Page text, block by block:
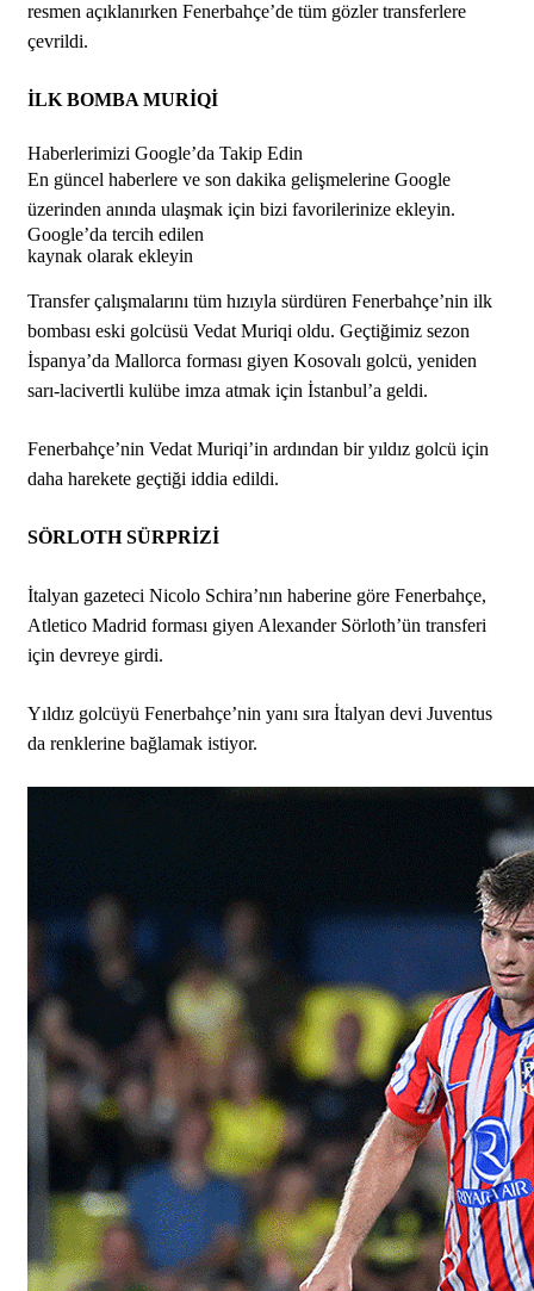
resmen açıklanırken Fenerbahçe’de tüm gözler transferlere
çevrildi.
İLK BOMBA MURİQİ
Haberlerimizi Google’da Takip Edin
En güncel haberlere ve son dakika gelişmelerine Google
üzerinden anında ulaşmak için bizi favorilerinize ekleyin.
Google’da tercih edilen
kaynak olarak ekleyin
Transfer çalışmalarını tüm hızıyla sürdüren Fenerbahçe’nin ilk
bombası eski golcüsü Vedat Muriqi oldu. Geçtiğimiz sezon
İspanya’da Mallorca forması giyen Kosovalı golcü, yeniden
sarı-lacivertli kulübe imza atmak için İstanbul’a geldi.
Fenerbahçe’nin Vedat Muriqi’in ardından bir yıldız golcü için
daha harekete geçtiği iddia edildi.
SÖRLOTH SÜRPRİZİ
İtalyan gazeteci Nicolo Schira’nın haberine göre Fenerbahçe,
Atletico Madrid forması giyen Alexander Sörloth’ün transferi
için devreye girdi.
Yıldız golcüyü Fenerbahçe’nin yanı sıra İtalyan devi Juventus
da renklerine bağlamak istiyor.